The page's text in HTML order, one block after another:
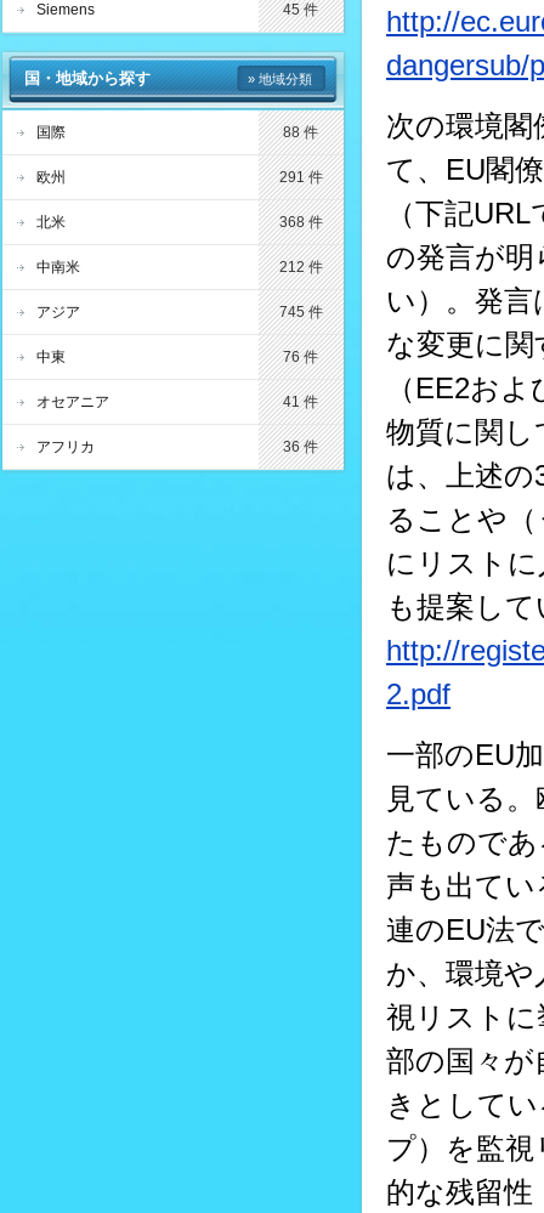
http://
dangersub/
次の環境閣
て、EU閣
（下記
の発言が
い）。発
な変更に
（EE2お
物質に関
は、上述
ることや
にリスト
も提案し
http://
2.pdf
一部のEU
見ている
たもので
声も出て
連のEU法
か、環境
視リスト
部の国々が
きとして
プ）を監
的な残留性
Siemens 45 件
国・地域から探す » 地域分類
国際 88 件
欧州 291 件
北米 368 件
中南米 212 件
アジア 745 件
中東 76 件
オセアニア 41 件
アフリカ 36 件